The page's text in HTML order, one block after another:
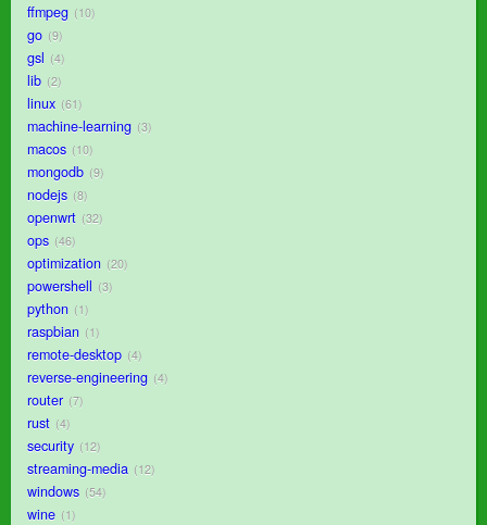
ffmpeg 10
go 9
gsl 4
lib 2
linux 61
machine-learning 3
macos 10
mongodb 9
nodejs 8
openwrt 32
ops 46
optimization 20
powershell 3
python 1
raspbian 1
remote-desktop 4
reverse-engineering 4
router 7
rust 4
security 12
streaming-media 12
windows 54
wine 1